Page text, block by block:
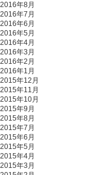
2016年8月
2016年7月
2016年6月
2016年5月
2016年4月
2016年3月
2016年2月
2016年1月
2015年12月
2015年11月
2015年10月
2015年9月
2015年8月
2015年7月
2015年6月
2015年5月
2015年4月
2015年3月